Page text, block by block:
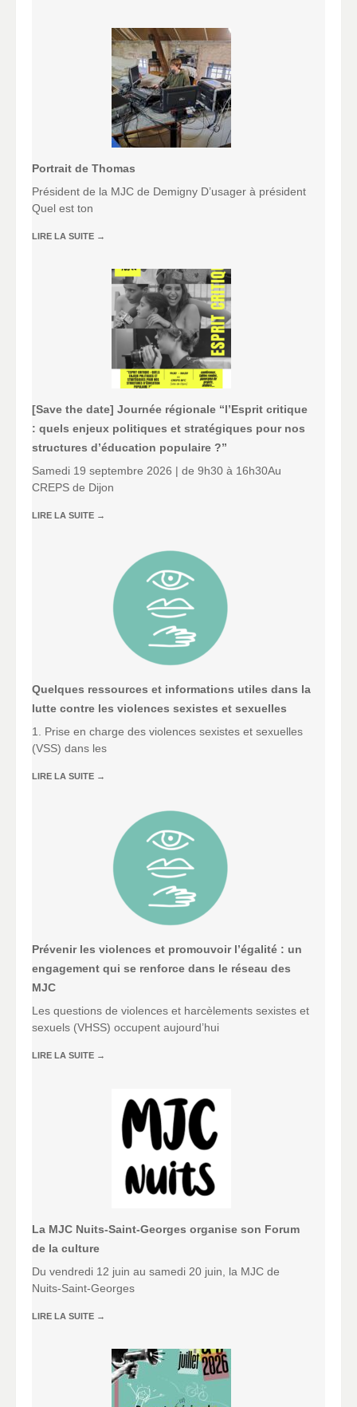
Portrait de Thomas
Président de la MJC de Demigny D’usager à président
Quel est ton
LIRE LA SUITE →
[Save the date] Journée régionale “l’Esprit critique
: quels enjeux politiques et stratégiques pour nos
structures d’éducation populaire ?”
Samedi 19 septembre 2026 | de 9h30 à 16h30Au
CREPS de Dijon
LIRE LA SUITE →
Quelques ressources et informations utiles dans la
lutte contre les violences sexistes et sexuelles
1. Prise en charge des violences sexistes et sexuelles
(VSS) dans les
LIRE LA SUITE →
Prévenir les violences et promouvoir l’égalité : un
engagement qui se renforce dans le réseau des
MJC
Les questions de violences et harcèlements sexistes et
sexuels (VHSS) occupent aujourd’hui
LIRE LA SUITE →
La MJC Nuits-Saint-Georges organise son Forum
de la culture
Du vendredi 12 juin au samedi 20 juin, la MJC de
Nuits-Saint-Georges
LIRE LA SUITE →